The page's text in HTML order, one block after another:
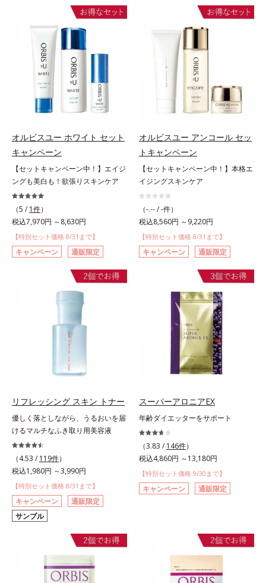
オルビスユー ホワイト セット
キャンペーン
【セットキャンペーン中！】エイジ
ングも美白も！欲張りスキンケア
（5 / 1件）
税込7,970円 ～8,630円
【特別セット価格 8/31まで】
キャンペーン 通販限定
オルビスユー アンコール セッ
トキャンペーン
【セットキャンペーン中！】本格エ
イジングスキンケア
（-.-- / -件）
税込8,560円 ～9,220円
【特別セット価格 8/31まで】
キャンペーン 通販限定
リフレッシング スキン トナー
優しく落としながら、うるおいを届
けるマルチなふき取り用美容液
（4.53 / 119件）
税込1,980円 ～3,990円
【特別セット価格 8/31まで】
キャンペーン
通販限定
サンプル
スーパーアロニアEX
年齢ダイエッターをサポート
（3.83 / 146件）
税込4,860円 ～13,180円
【特別セット価格 9/30まで】
キャンペーン 通販限定